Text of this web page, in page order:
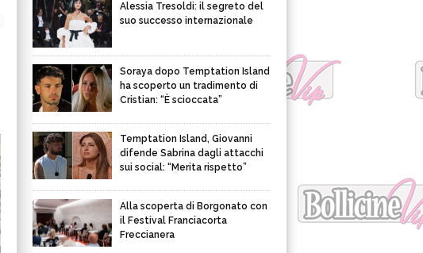
Alessia Tresoldi: il segreto del
suo successo internazionale
Soraya dopo Temptation Island
ha scoperto un tradimento di
Cristian: “È scioccata”
Temptation Island, Giovanni
difende Sabrina dagli attacchi
sui social: “Merita rispetto”
Alla scoperta di Borgonato con
il Festival Franciacorta
Freccianera